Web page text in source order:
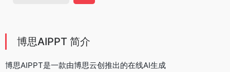
博思AIPPT 简介
博思AIPPT是一款由博思云创推出的在线AI生成